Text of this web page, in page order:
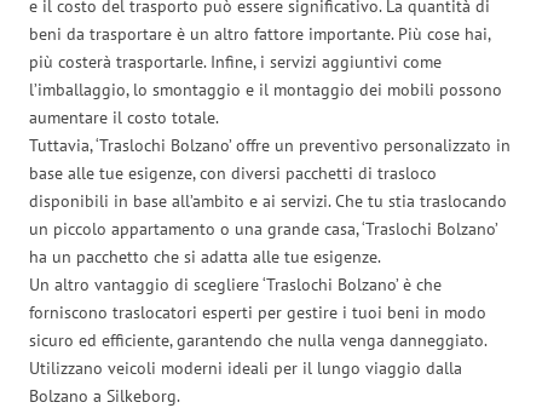
e il costo del trasporto può essere significativo. La quantità di
beni da trasportare è un altro fattore importante. Più cose hai,
più costerà trasportarle. Infine, i servizi aggiuntivi come
l’imballaggio, lo smontaggio e il montaggio dei mobili possono
aumentare il costo totale.
Tuttavia, ‘Traslochi Bolzano’ offre un preventivo personalizzato in
base alle tue esigenze, con diversi pacchetti di trasloco
disponibili in base all’ambito e ai servizi. Che tu stia traslocando
un piccolo appartamento o una grande casa, ‘Traslochi Bolzano’
ha un pacchetto che si adatta alle tue esigenze.
Un altro vantaggio di scegliere ‘Traslochi Bolzano’ è che
forniscono traslocatori esperti per gestire i tuoi beni in modo
sicuro ed efficiente, garantendo che nulla venga danneggiato.
Utilizzano veicoli moderni ideali per il lungo viaggio dalla
Bolzano a Silkeborg.